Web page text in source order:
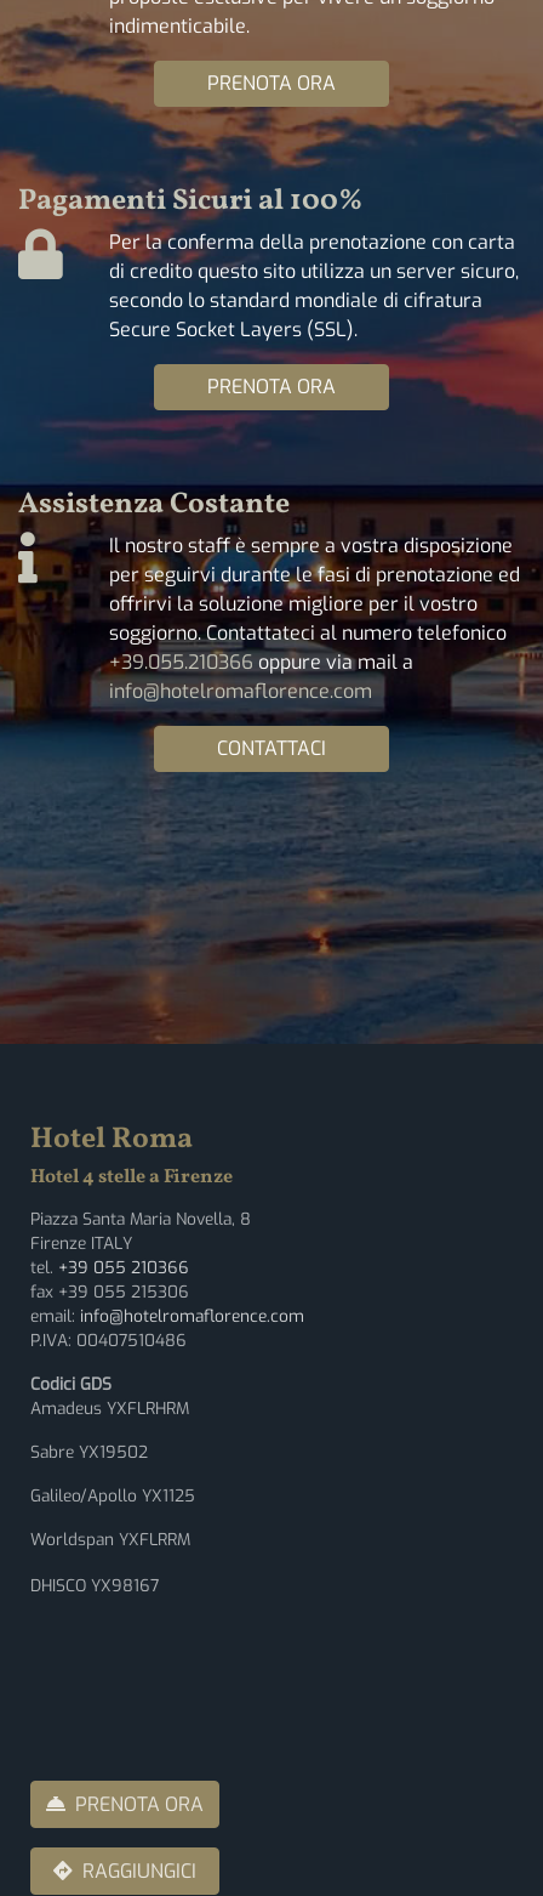
indimenticabile.
PRENOTA ORA
Pagamenti Sicuri al 100%
Per la conferma della prenotazione con carta
di credito questo sito utilizza un server sicuro,
secondo lo standard mondiale di cifratura
Secure Socket Layers (SSL).
PRENOTA ORA
Assistenza Costante
Il nostro staff è sempre a vostra disposizione
per seguirvi durante le fasi di prenotazione ed
offrirvi la soluzione migliore per il vostro
soggiorno. Contattateci al numero telefonico
+39.055.210366 oppure via mail a
info@hotelromaflorence.com
CONTATTACI
Hotel Roma
Hotel 4 stelle a Firenze
Piazza Santa Maria Novella, 8
Firenze ITALY
tel. +39 055 210366
fax +39 055 215306
email: info@hotelromaflorence.com
P.IVA: 00407510486
Codici GDS
Amadeus YXFLRHRM
Sabre YX19502
Galileo/Apollo YX1125
Worldspan YXFLRRM
DHISCO YX98167
PRENOTA ORA
RAGGIUNGICI